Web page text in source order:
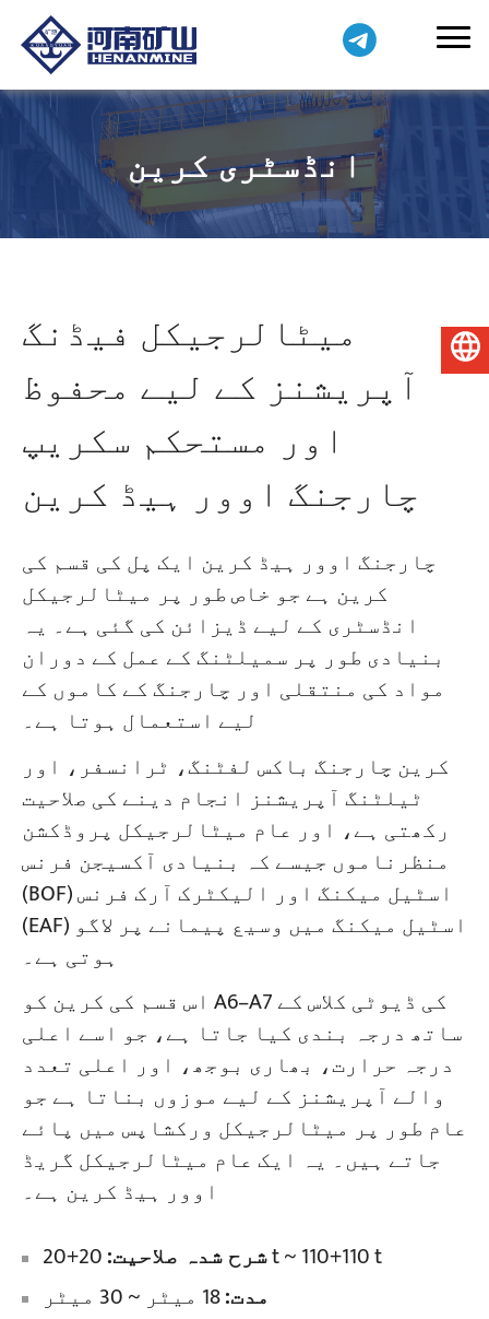
منصوبے
بلاگز
درخواستیں
ہمارے بارے میں
ہم سے رابطہ کریں
انڈسٹری کرین
میٹالرجیکل فیڈنگ
آپریشنز کے لیے محفوظ
اور مستحکم سکریپ
چارجنگ اوور ہیڈ کرین
چارجنگ اوور ہیڈ کرین ایک پل کی قسم کی
کرین ہے جو خاص طور پر میٹالرجیکل
انڈسٹری کے لیے ڈیزائن کی گئی ہے۔ یہ
بنیادی طور پر سمیلٹنگ کے عمل کے دوران
مواد کی منتقلی اور چارجنگ کے کاموں کے
لیے استعمال ہوتا ہے۔
کرین چارجنگ باکس لفٹنگ، ٹرانسفر، اور
ٹیلٹنگ آپریشنز انجام دینے کی صلاحیت
رکھتی ہے، اور عام میٹالرجیکل پروڈکشن
منظرناموں جیسے کہ بنیادی آکسیجن فرنس
(BOF) اسٹیل میکنگ اور الیکٹرک آرک فرنس
(EAF) اسٹیل میکنگ میں وسیع پیمانے پر لاگو
ہوتی ہے۔
اس قسم کی کرین کو A6–A7 کی ڈیوٹی کلاس کے
ساتھ درجہ بندی کیا جاتا ہے، جو اسے اعلی
درجہ حرارت، بھاری بوجھ، اور اعلی تعدد
والے آپریشنز کے لیے موزوں بناتا ہے جو
عام طور پر میٹالرجیکل ورکشاپس میں پائے
جاتے ہیں۔ یہ ایک عام میٹالرجیکل گریڈ
اوور ہیڈ کرین ہے۔
شرح شدہ صلاحیت:20+20 t ~ 110+110 t
مدت:18 میٹر ~ 30 میٹر
اردو